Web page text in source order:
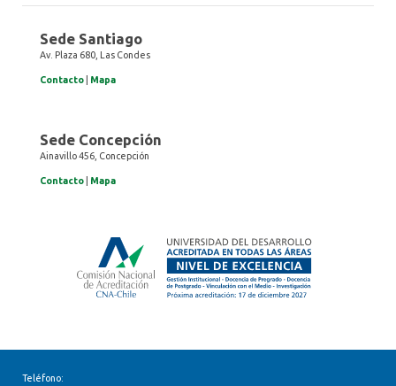
Sede Santiago
Av. Plaza 680, Las Condes
Contacto Mapa
Sede Concepción
Ainavillo 456, Concepción
Contacto Mapa
Teléfono: